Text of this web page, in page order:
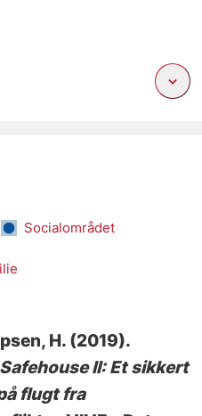
Socialområdet
H. (2019).
II: Et sikkert
flugt fra